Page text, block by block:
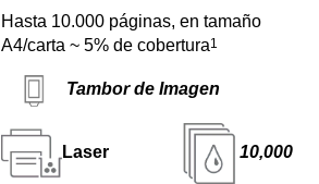
Hasta 10.000 páginas, en tamaño
A4/carta ~ 5% de cobertura1
Tambor de Imagen
Laser 10,000